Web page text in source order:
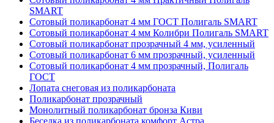
SMART
Сотовый поликарбонат 4 мм ГОСТ Полигаль SMART
Сотовый поликарбонат 4 мм Колибри Полигаль SMART
Сотовый поликарбонат прозрачный 4 мм, усиленный
Сотовый поликарбонат 6 мм прозрачный, усиленный
Сотовый поликарбонат 4 мм прозрачный, Полигаль
ГОСТ
Лопата снеговая из поликарбоната
Поликарбонат прозрачный
Монолитный поликарбонат бронза Киви